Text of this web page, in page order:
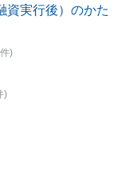
資実行後）のかた
)
)